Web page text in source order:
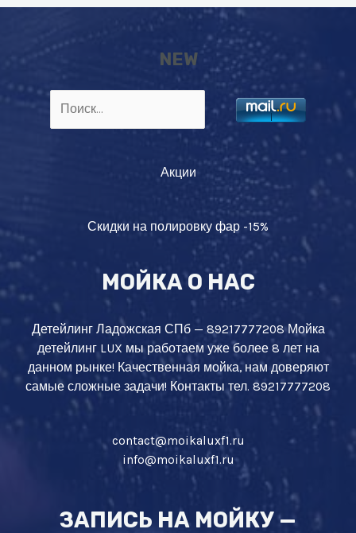
NEW
Найти:
Акции
Скидки на полировку фар -15%
МОЙКА О НАС
Детейлинг Ладожская СПб — 89217777208 Мойка
детейлинг LUX мы работаем уже более 8 лет на
данном рынке! Качественная мойка, нам доверяют
самые сложные задачи! Контакты тел. 89217777208
contact@moikaluxf1.ru
info@moikaluxf1.ru
ЗАПИСЬ НА МОЙКУ —